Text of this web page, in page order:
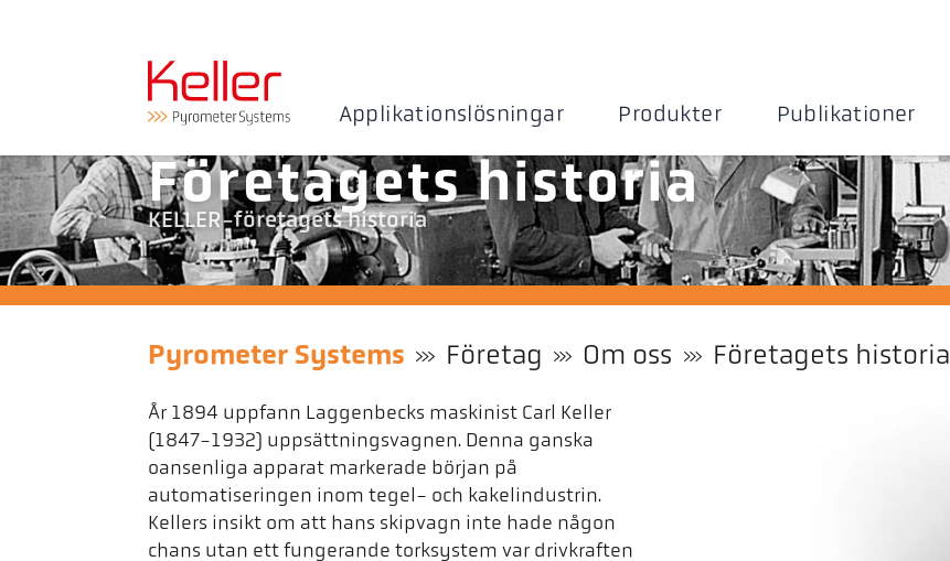
Applikationslösningar Produkter Publikationer
Företagets historia
KELLER-företagets historia
Pyrometer Systems Företag Om oss Företagets historia
År 1894 uppfann Laggenbecks maskinist Carl Keller
(1847-1932) uppsättningsvagnen. Denna ganska
oansenliga apparat markerade början på
automatiseringen inom tegel- och kakelindustrin.
Kellers insikt om att hans skipvagn inte hade någon
chans utan ett fungerande torksystem var drivkraften